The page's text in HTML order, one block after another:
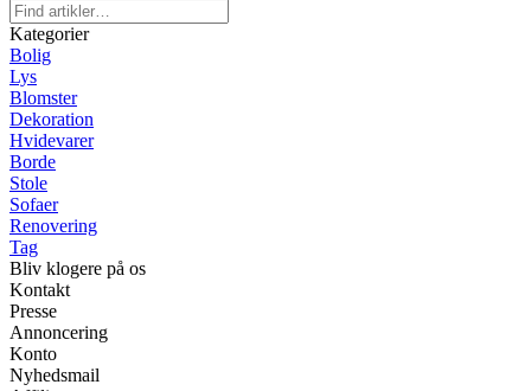
Kategorier
Bolig
Lys
Blomster
Dekoration
Hvidevarer
Borde
Stole
Sofaer
Renovering
Tag
Bliv klogere på os
Kontakt
Presse
Annoncering
Konto
Nyhedsmail